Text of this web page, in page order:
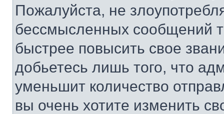
Пожалуйста, не
бессмысленных сообщений
быстрее повысить свое
добьетесь лишь того, что
уменьшит количество
вы очень хотите изменить